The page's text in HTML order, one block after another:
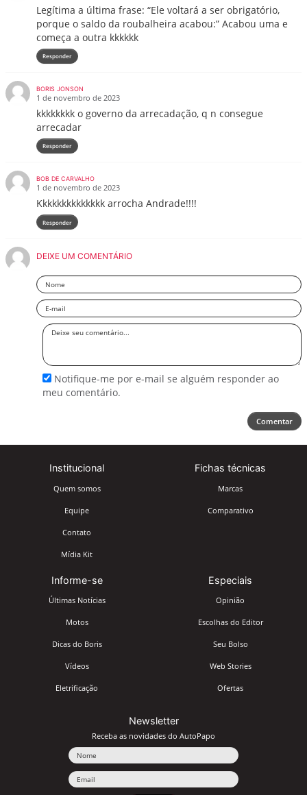
Legítima a última frase: “Ele voltará a ser obrigatório,
porque o saldo da roubalheira acabou:” Acabou uma e
começa a outra kkkkkk
Responder
BORIS JONSON
1 de novembro de 2023
kkkkkkkk o governo da arrecadação, q n consegue
arrecadar
Responder
BOB DE CARVALHO
1 de novembro de 2023
Kkkkkkkkkkkkkk arrocha Andrade!!!!
Responder
DEIXE UM COMENTÁRIO
Nome
Email
Deixe
comentário
Notifique-me por e-mail se alguém responder ao
meu comentário.
Comentar
Institucional
Quem somos
Equipe
Contato
Mídia Kit
Fichas técnicas
Marcas
Comparativo
Informe-se
Últimas Notícias
Motos
Dicas do Boris
Vídeos
Eletrificação
Especiais
Opinião
Escolhas do Editor
Seu Bolso
Web Stories
Ofertas
Newsletter
Receba as novidades do AutoPapo